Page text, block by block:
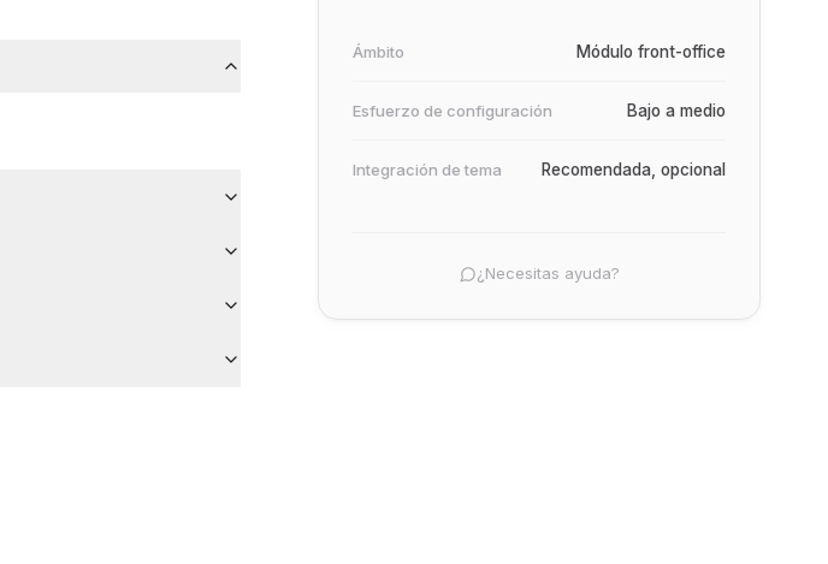
Ámbito Módulo front-office
Esfuerzo de configuración Bajo a medio
Integración de tema Recomendada, opcional
¿Necesitas ayuda?